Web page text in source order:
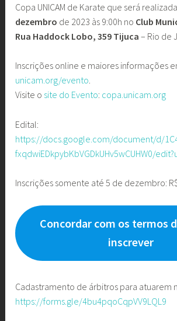
Copa UNICAM de Karate que será
dezembro de 2023 às 9:00h no Club
Rua Haddock Lobo, 359 Tijuca – Rio de
Inscrições online e maiores informações
unicam.org/evento.
Visite o site do Evento: copa.unicam.org
Edital:
https://docs.google.com/document/d/
fxqdwiEDkpybKbVGDkUHv5wCUHW0/
Inscrições somente até 5 de dezembro:
Concordar com os termos
inscrever
Cadastramento de árbitros para atuarem
https://forms.gle/4bu4pqoCqpVV9LQL9